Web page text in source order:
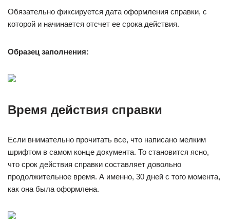
Обязательно фиксируется дата оформления справки, с
которой и начинается отсчет ее срока действия.
Образец заполнения:
Время действия справки
Если внимательно прочитать все, что написано мелким
шрифтом в самом конце документа. То становится ясно,
что срок действия справки составляет довольно
продолжительное время. А именно, 30 дней с того момента,
как она была оформлена.